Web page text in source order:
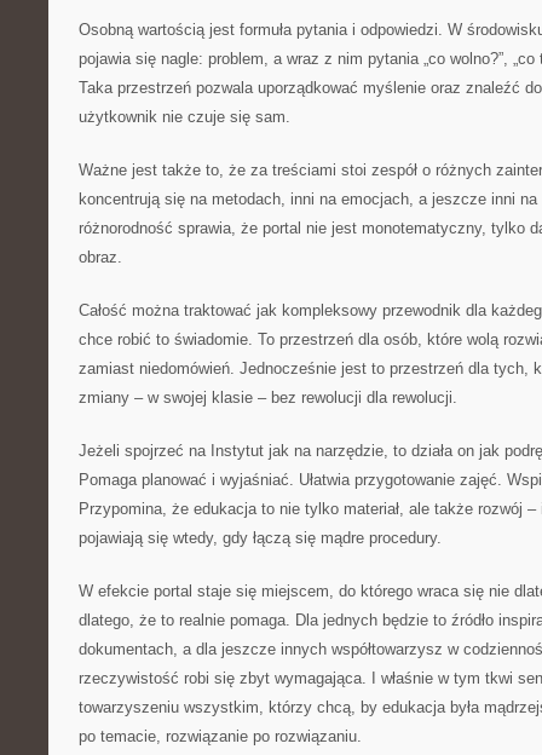
Osobną wartością jest formuła pytania i odpowiedzi. W
pojawia się nagle: problem, a wraz z nim pytania „co wolno?”, „co
Taka przestrzeń pozwala uporządkować myślenie oraz znaleźć
użytkownik nie czuje się sam.
Ważne jest także to, że za treściami stoi zespół o różnych
koncentrują się na metodach, inni na emocjach, a jeszcze inni
różnorodność sprawia, że portal nie jest monotematyczny, tylko
obraz.
Całość można traktować jak kompleksowy przewodnik dla
chce robić to świadomie. To przestrzeń dla osób, które wolą
zamiast niedomówień. Jednocześnie jest to przestrzeń dla tych,
zmiany – w swojej klasie – bez rewolucji dla rewolucji.
Jeżeli spojrzeć na Instytut jak na narzędzie, to działa on jak
Pomaga planować i wyjaśniać. Ułatwia przygotowanie zajęć.
Przypomina, że edukacja to nie tylko materiał, ale także rozwój
pojawiają się wtedy, gdy łączą się mądre procedury.
W efekcie portal staje się miejscem, do którego wraca się nie
dlatego, że to realnie pomaga. Dla jednych będzie to źródło
dokumentach, a dla jeszcze innych współtowarzysz w
rzeczywistość robi się zbyt wymagająca. I właśnie w tym tkwi
towarzyszeniu wszystkim, którzy chcą, by edukacja była
po temacie, rozwiązanie po rozwiązaniu.